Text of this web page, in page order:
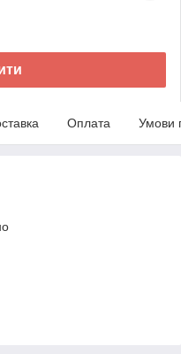
Оплата Умови